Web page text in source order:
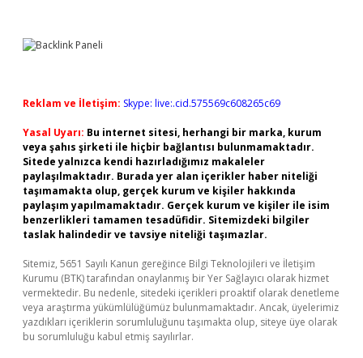
Reklam ve İletişim: Skype: live:.cid.575569c608265c69
Yasal Uyarı: Bu internet sitesi, herhangi bir marka, kurum
veya şahıs şirketi ile hiçbir bağlantısı bulunmamaktadır.
Sitede yalnızca kendi hazırladığımız makaleler
paylaşılmaktadır. Burada yer alan içerikler haber niteliği
taşımamakta olup, gerçek kurum ve kişiler hakkında
paylaşım yapılmamaktadır. Gerçek kurum ve kişiler ile isim
benzerlikleri tamamen tesadüfidir. Sitemizdeki bilgiler
taslak halindedir ve tavsiye niteliği taşımazlar.
Sitemiz, 5651 Sayılı Kanun gereğince Bilgi Teknolojileri ve İletişim
Kurumu (BTK) tarafından onaylanmış bir Yer Sağlayıcı olarak hizmet
vermektedir. Bu nedenle, sitedeki içerikleri proaktif olarak denetleme
veya araştırma yükümlülüğümüz bulunmamaktadır. Ancak, üyelerimiz
yazdıkları içeriklerin sorumluluğunu taşımakta olup, siteye üye olarak
bu sorumluluğu kabul etmiş sayılırlar.